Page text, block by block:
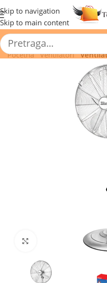
Skip to navigation
Skip to main content
🔥 Pogledajte
Početna/ Ventilatori/
Kliknite za uvećanje